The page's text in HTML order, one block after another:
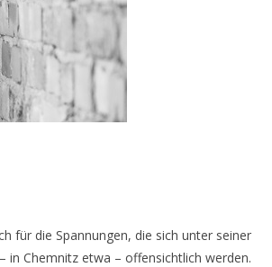
für die Spannungen, die sich unter seiner
in Chemnitz etwa – offensichtlich werden.